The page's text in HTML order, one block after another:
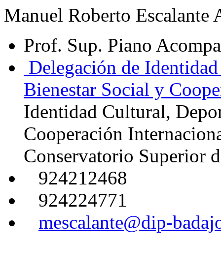
Manuel Roberto Escalante
Prof. Sup. Piano
Delegación de
Bienestar Social y
Identidad Cultural,
Cooperación
Conservatorio Superior
924212468
924224771
mescalante@dip-